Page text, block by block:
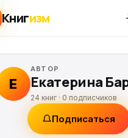
Книгизм
Е
АВТОР
Екатерина
24 книг · 0 подписчиков
Подписаться